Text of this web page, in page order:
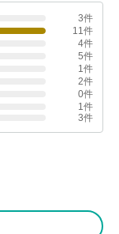
3件
11件
4件
5件
1件
2件
0件
1件
3件